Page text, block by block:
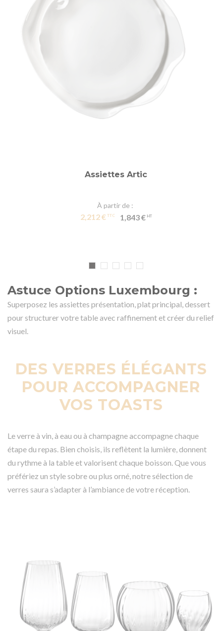
Assiettes Artic
À partir de
2,212 € 1,843 €
Astuce Options Luxembourg :
Superposez les assiettes présentation, plat principal, dessert
pour structurer votre table avec raffinement et créer du relief
visuel.
DES VERRES ÉLÉGANTS
POUR ACCOMPAGNER
VOS TOASTS
Le verre à vin, à eau ou à champagne accompagne chaque
étape du repas. Bien choisis, ils reflètent la lumière, donnent
du rythme à la table et valorisent chaque boisson. Que vous
préfériez un style sobre ou plus orné, notre sélection de
verres saura s’adapter à l’ambiance de votre réception.